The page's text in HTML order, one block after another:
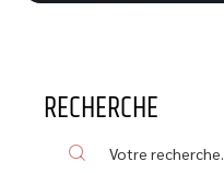
RECHERCHE